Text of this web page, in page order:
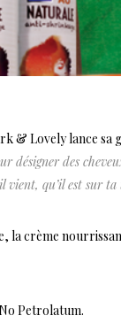
& Lovely lance sa
désigner des
vient, qu’il est sur
la crème
Petrolatum.